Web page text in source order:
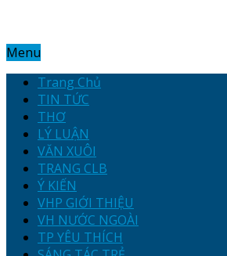
Menu
Trang Chủ
TIN TỨC
THƠ
LÝ LUẬN
VĂN XUÔI
TRANG CLB
Ý KIẾN
VHP GIỚI THIỆU
VH NƯỚC NGOÀI
TP YÊU THÍCH